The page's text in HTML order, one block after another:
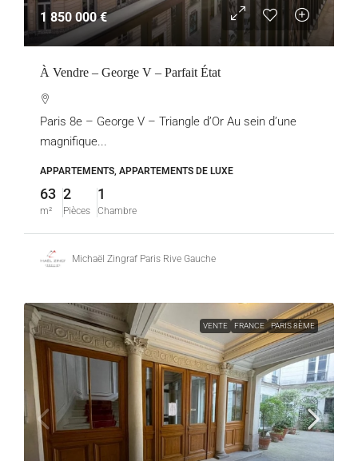
1 850 000 €
À Vendre – George V – Parfait État
Paris 8e – George V – Triangle d’Or Au sein d’une
magnifique...
APPARTEMENTS, APPARTEMENTS DE LUXE
63
m²
2
Pièces
1
Chambre
Michaël Zingraf Paris Rive Gauche
VENTE FRANCE PARIS 8ÈME